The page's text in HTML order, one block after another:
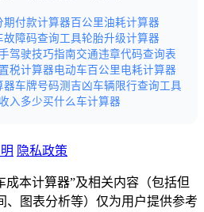
期付款计算器百公里油耗计算器
故障码查询工具轮胎升级计算器
驾驶技巧指南交通违章代码查询表
税计算器电动车百公里电耗计算器
器车牌号码测吉凶车辆限行查询工具
入多少买什么车计算器
隐私政策
成本计算器”及相关内容（包括但
、图表分析等）仅为用户提供参考